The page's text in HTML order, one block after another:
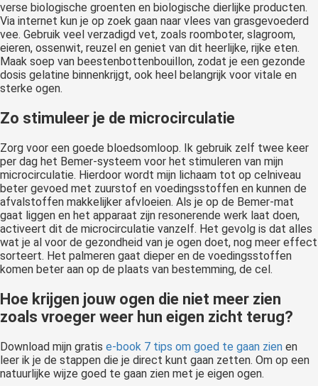
verse biologische groenten en biologische dierlijke producten.
Via internet kun je op zoek gaan naar vlees van grasgevoederd
vee. Gebruik veel verzadigd vet, zoals roomboter, slagroom,
eieren, ossenwit, reuzel en geniet van dit heerlijke, rijke eten.
Maak soep van beestenbottenbouillon, zodat je een gezonde
dosis gelatine binnenkrijgt, ook heel belangrijk voor vitale en
sterke ogen.
Zo stimuleer je de microcirculatie
Zorg voor een goede bloedsomloop. Ik gebruik zelf twee keer
per dag het Bemer-systeem voor het stimuleren van mijn
microcirculatie. Hierdoor wordt mijn lichaam tot op celniveau
beter gevoed met zuurstof en voedingsstoffen en kunnen de
afvalstoffen makkelijker afvloeien. Als je op de Bemer-mat
gaat liggen en het apparaat zijn resonerende werk laat doen,
activeert dit de microcirculatie vanzelf. Het gevolg is dat alles
wat je al voor de gezondheid van je ogen doet, nog meer effect
sorteert. Het palmeren gaat dieper en de voedingsstoffen
komen beter aan op de plaats van bestemming, de cel.
Hoe krijgen jouw ogen die niet meer zien
zoals vroeger weer hun eigen zicht terug?
Download mijn gratis e-book 7 tips om goed te gaan zien en
leer ik je de stappen die je direct kunt gaan zetten. Om op een
natuurlijke wijze goed te gaan zien met je eigen ogen.